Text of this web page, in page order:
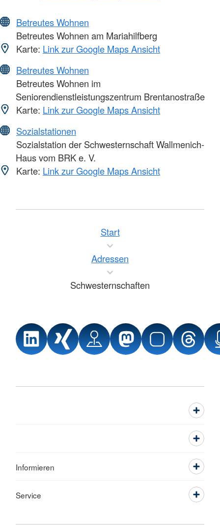
Betreutes Wohnen
Betreutes Wohnen am Mariahilfberg
Karte: Link zur Google Maps Ansicht
Betreutes Wohnen
Betreutes Wohnen im
Seniorendienstleistungszentrum Brentanostraße
Karte: Link zur Google Maps Ansicht
Sozialstationen
Sozialstation der Schwesternschaft Wallmenich-
Haus vom BRK e. V.
Karte: Link zur Google Maps Ansicht
Start
Adressen
Schwesternschaften
Informieren
Service